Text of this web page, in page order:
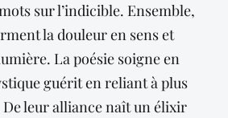
sur l’indicible. Ensemble,
la douleur en sens et
La poésie soigne en
guérit en reliant à plus
leur alliance naît un élixir